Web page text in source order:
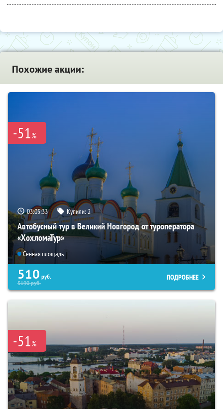
Похожие акции:
-51%
03:05:32 Купили:2
Автобусный тур в Великий Новгород от туроператора
«ХохломаТур»
Сенная площадь
510 руб.
5190руб.
ПОДРОБНЕЕ
-51%